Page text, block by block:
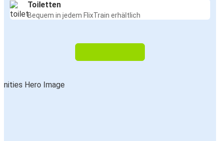
Toiletten
Bequem in jedem FlixTrain erhältlich